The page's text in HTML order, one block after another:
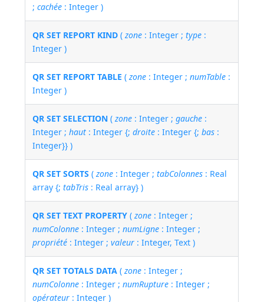
;cachée : Integer )
QR SET REPORT KIND (zone : Integer ;type :
Integer )
QR SET REPORT TABLE (zone : Integer ;numTable :
Integer )
QR SET SELECTION (zone : Integer ;gauche :
Integer ;haut : Integer {;droite : Integer {;bas :
Integer}} )
QR SET SORTS (zone : Integer ;tabColonnes : Real
array {;tabTris : Real array} )
QR SET TEXT PROPERTY (zone : Integer ;
numColonne : Integer ;numLigne : Integer ;
propriété : Integer ;valeur : Integer, Text )
QR SET TOTALS DATA (zone : Integer ;
numColonne : Integer ;numRupture : Integer ;
opérateur : Integer )